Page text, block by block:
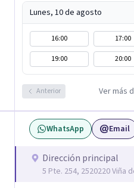
Lunes, 10 de agosto
16:00 17:00
19:00
20:00
Anterior Ver más
WhatsApp Email
Dirección principal
5 Pte. 254, 2520220 Viña